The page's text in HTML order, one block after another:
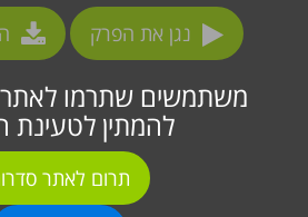
נגן את הפרק
משתמשים שתרמו לאתר
להמתין לטעינת
תרום לאתר